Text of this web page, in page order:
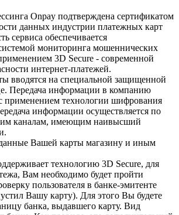
Onpay подтверждена сертификатом
данных индустрии платежных карт
сервиса обеспечивается
мониторинга мошеннических
3D Secure - современной
интернет-платежей.
вводятся на специальной защищенной
Передача информации в компанию
применением технологии шифрования
информации осуществляется по
каналам, имеющим наивысший
Вашей карты магазину и иным
технологию 3D Secure, для
Вам необходимо будет пройти
пользователя в банке-эмитенте
Вашу карту). Для этого Вы будете
банка, выдавшего карту. Вид